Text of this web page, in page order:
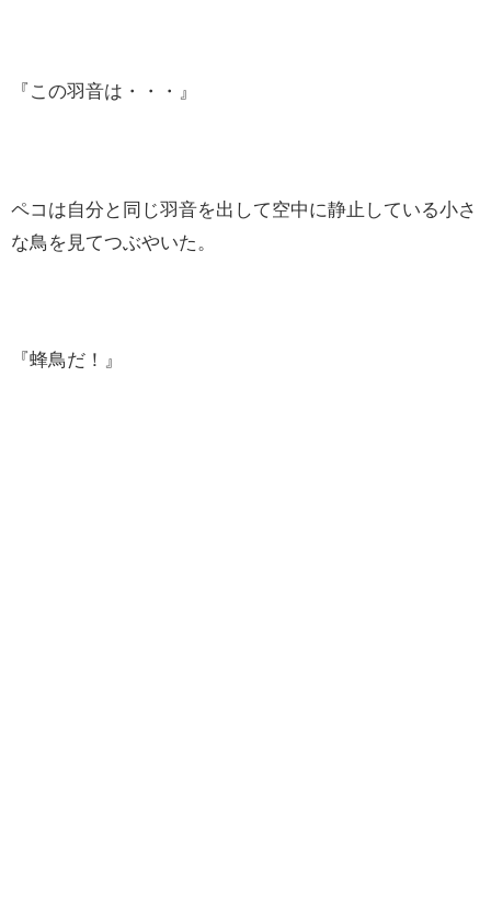
『この羽音は・・・』
ペコは自分と同じ羽音を出して空中に静止している小さ
な鳥を見てつぶやいた。
『蜂鳥だ！』